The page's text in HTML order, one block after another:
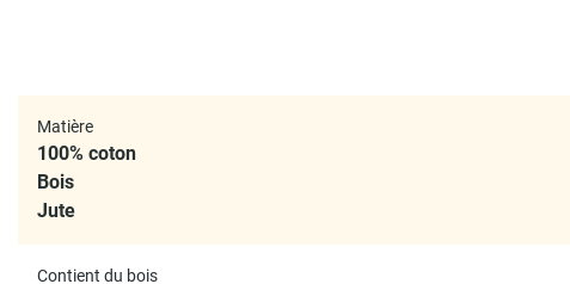
Matière
100% coton
Bois
Jute
Contient du bois